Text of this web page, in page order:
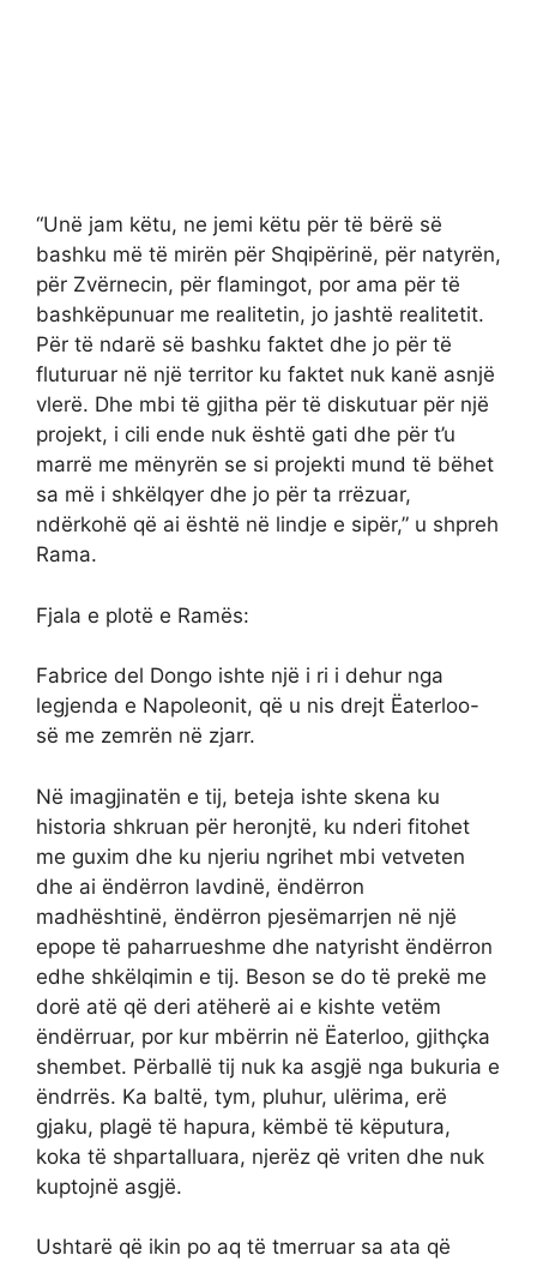
“Unë jam këtu, ne jemi këtu për të bërë së
bashku më të mirën për Shqipërinë, për natyrën,
për Zvërnecin, për flamingot, por ama për të
bashkëpunuar me realitetin, jo jashtë realitetit.
Për të ndarë së bashku faktet dhe jo për të
fluturuar në një territor ku faktet nuk kanë asnjë
vlerë. Dhe mbi të gjitha për të diskutuar për një
projekt, i cili ende nuk është gati dhe për t’u
marrë me mënyrën se si projekti mund të bëhet
sa më i shkëlqyer dhe jo për ta rrëzuar,
ndërkohë që ai është në lindje e sipër,” u shpreh
Rama.
Fjala e plotë e Ramës:
Fabrice del Dongo ishte një i ri i dehur nga
legjenda e Napoleonit, që u nis drejt Ëaterloo-
së me zemrën në zjarr.
Në imagjinatën e tij, beteja ishte skena ku
historia shkruan për heronjtë, ku nderi fitohet
me guxim dhe ku njeriu ngrihet mbi vetveten
dhe ai ëndërron lavdinë, ëndërron
madhështinë, ëndërron pjesëmarrjen në një
epope të paharrueshme dhe natyrisht ëndërron
edhe shkëlqimin e tij. Beson se do të prekë me
dorë atë që deri atëherë ai e kishte vetëm
ëndërruar, por kur mbërrin në Ëaterloo, gjithçka
shembet. Përballë tij nuk ka asgjë nga bukuria e
ëndrrës. Ka baltë, tym, pluhur, ulërima, erë
gjaku, plagë të hapura, këmbë të këputura,
koka të shpartalluara, njerëz që vriten dhe nuk
kuptojnë asgjë.
Ushtarë që ikin po aq të tmerruar sa ata që